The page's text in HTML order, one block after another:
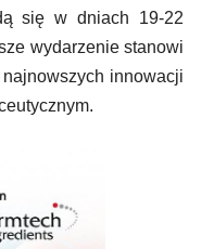
się w dniach 19-22
wydarzenie stanowi
innowacji